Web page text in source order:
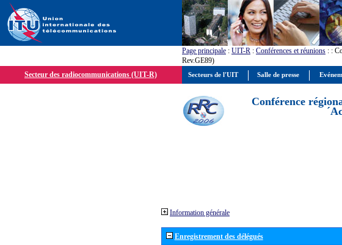
Page principale : UIT-R : Conférences et réunions : :
Rev.GE89)
Secteur des radiocommunications (UIT-R)
Conférence
Information générale
Enregistrement des délégués
Secteurs de l'UIT Salle de presse